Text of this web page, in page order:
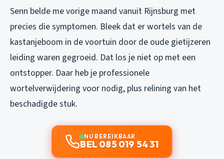
Senn belde me vorige maand vanuit Rijnsburg met
precies die symptomen. Bleek dat er wortels van de
kastanjeboom in de voortuin door de oude gietijzeren
leiding waren gegroeid. Dat los je niet op met een
ontstopper. Daar heb je professionele
wortelverwijdering voor nodig, plus relining van het
beschadigde stuk.
NU BEREIKBAAR
BEL 085 019 54 31